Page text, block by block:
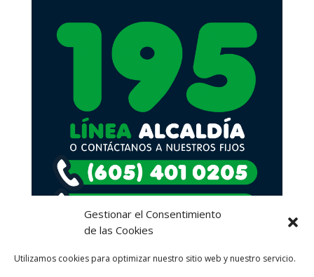
Gestionar el Consentimiento
de las Cookies
Utilizamos cookies para optimizar nuestro sitio web y nuestro servicio.